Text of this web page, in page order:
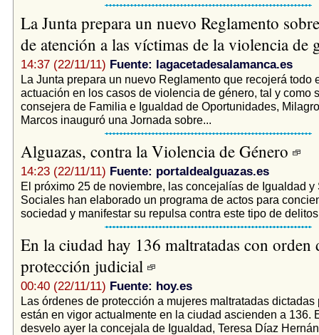
La Junta prepara un nuevo Reglamento
de atención a las víctimas de la violencia de
14:37 (22/11/11) Fuente: lagacetadesalamanca.es
La Junta prepara un nuevo Reglamento que recojerá todo
actuación en los casos de violencia de género, tal y como
consejera de Familia e Igualdad de Oportunidades,
Marcos inauguró una Jornada sobre...
Alguazas, contra la Violencia de Género
14:23 (22/11/11) Fuente: portaldealguazas.es
El próximo 25 de noviembre, las concejalías de Igualdad y
Sociales han elaborado un programa de actos para
sociedad y manifestar su repulsa contra este tipo de
En la ciudad hay 136 maltratadas con orden
protección judicial
00:40 (22/11/11) Fuente: hoy.es
Las órdenes de protección a mujeres maltratadas dictadas
están en vigor actualmente en la ciudad ascienden a 136.
desvelo ayer la concejala de Igualdad, Teresa Díaz